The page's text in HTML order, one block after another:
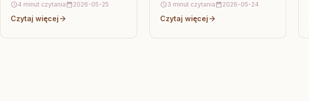
herbatę, ale masz ochotę na coś
więcej…
4 minut czytania 2026-05-25
Czytaj więcej
3 minut czytania 2026-05-24
Czytaj więcej